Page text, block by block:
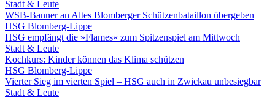
Stadt & Leute
WSB-Banner an Altes Blomberger Schützenbataillon übergeben
HSG Blomberg-Lippe
HSG empfängt die »Flames« zum Spitzenspiel am Mittwoch
Stadt & Leute
Kochkurs: Kinder können das Klima schützen
HSG Blomberg-Lippe
Vierter Sieg im vierten Spiel – HSG auch in Zwickau unbesiegbar
Stadt & Leute